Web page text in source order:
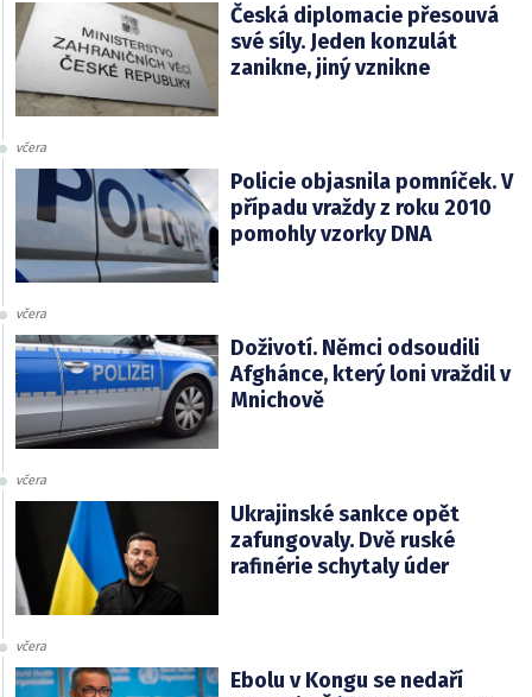
Česká diplomacie přesouvá
své síly. Jeden konzulát
zanikne, jiný vznikne
včera
Policie objasnila pomníček. V
případu vraždy z roku 2010
pomohly vzorky DNA
včera
Doživotí. Němci odsoudili
Afghánce, který loni vraždil v
Mnichově
včera
Ukrajinské sankce opět
zafungovaly. Dvě ruské
rafinérie schytaly úder
včera
Ebolu v Kongu se nedaří